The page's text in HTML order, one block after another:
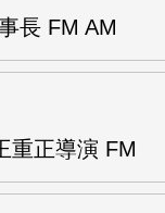
長 FM AM
重正導演 FM